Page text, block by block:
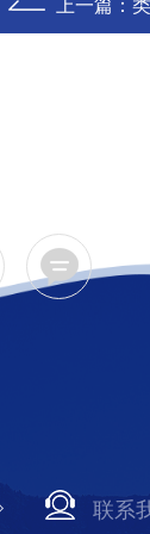
上一篇：
联系